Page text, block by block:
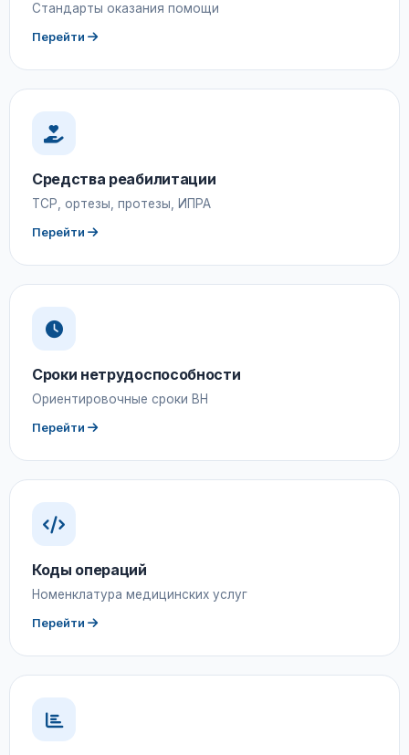
Стандарты оказания помощи
Перейти
Средства реабилитации
ТСР, ортезы, протезы, ИПРА
Перейти
Сроки нетрудоспособности
Ориентировочные сроки ВН
Перейти
Коды операций
Номенклатура медицинских услуг
Перейти